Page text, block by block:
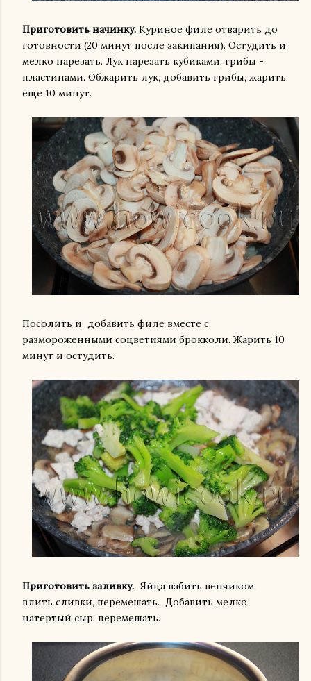
Приготовить начинку. Куриное филе отварить до
готовности (20 минут после закипания). Остудить и
мелко нарезать. Лук нарезать кубиками, грибы -
пластинами. Обжарить лук, добавить грибы, жарить
еще 10 минут.
Посолить и добавить филе вместе с
размороженными соцветиями брокколи. Жарить 10
минут и остудить.
Приготовить заливку. Яйца взбить венчиком,
влить сливки, перемешать. Добавить мелко
натертый сыр, перемешать.